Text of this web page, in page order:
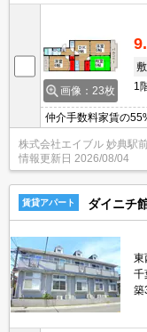
画像：23枚
敷
1
仲介手数料家賃の
(初回月額総額50%
れしい礼金0!。
株式会社エイブル 妙典駅
情報更新日 2026/08/04
賃貸アパート ダイニチ
東
千
築